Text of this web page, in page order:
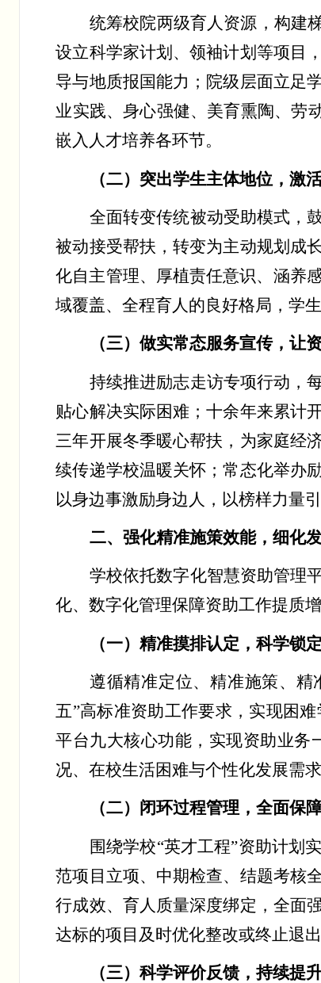
统筹校院两级育人资源，构建
设立科学家计划、领袖计划等项目
导与地质报国能力；院级层面立足
业实践、身心强健、美育熏陶、劳
嵌入人才培养各环节。
（二）突出学生主体地位，激
全面转变传统被动受助模式，
被动接受帮扶，转变为主动规划成
化自主管理、厚植责任意识、涵养
域覆盖、全程育人的良好格局，学
（三）做实常态服务宣传，让
持续推进励志走访专项行动，
贴心解决实际困难；十余年来累计
三年开展冬季暖心帮扶，为家庭经
续传递学校温暖关怀；常态化举办
以身边事激励身边人，以榜样力量引
二、强化精准施策效能，细化
学校依托数字化智慧资助管理
化、数字化管理保障资助工作提质
（一）精准摸排认定，科学锁
遵循精准定位、精准施策、
五”高标准资助工作要求，实现困
平台九大核心功能，实现资助业务
况、在校生活困难与个性化发展需
（二）闭环过程管理，全面保
围绕学校“英才工程”资助计划
范项目立项、中期检查、结题考核
行成效、育人质量深度绑定，全面
达标的项目及时优化整改或终止退
（三）科学评价反馈，持续提